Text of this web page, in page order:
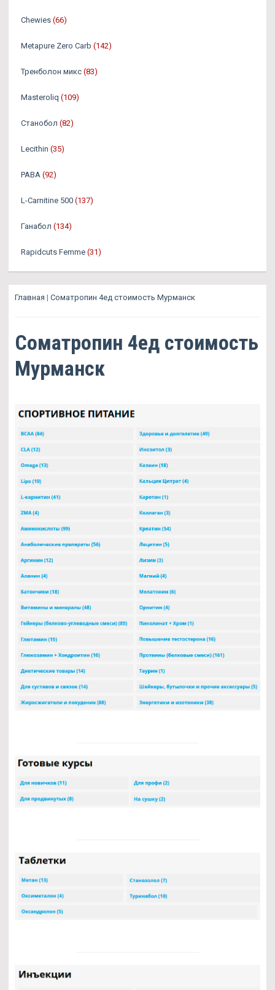
Chewies (66)
Metapure Zero Carb (142)
Тренболон микс (83)
Masteroliq (109)
Станобол (82)
Lecithin (35)
PABA (92)
L-Carnitine 500 (137)
Ганабол (134)
Rapidcuts Femme (31)
Главная | Cоматропин 4ед стоимость Мурманск
Cоматропин 4ед стоимость
Мурманск